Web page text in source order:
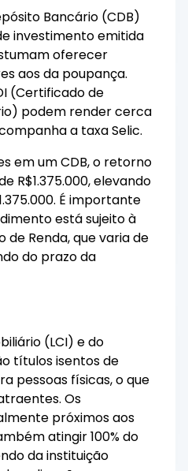
Bancário (CDB)
investimento emitida
oferecer
aos da poupança.
(Certificado de
podem render cerca
a taxa Selic.
em um CDB, o retorno
R$1.375.000, elevando
É importante
está sujeito à
Renda, que varia de
do prazo da
(LCI) e do
títulos isentos de
pessoas físicas, o que
Os
próximos aos
atingir 100% do
da instituição